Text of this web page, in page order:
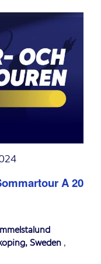
A 20
Sweden ,